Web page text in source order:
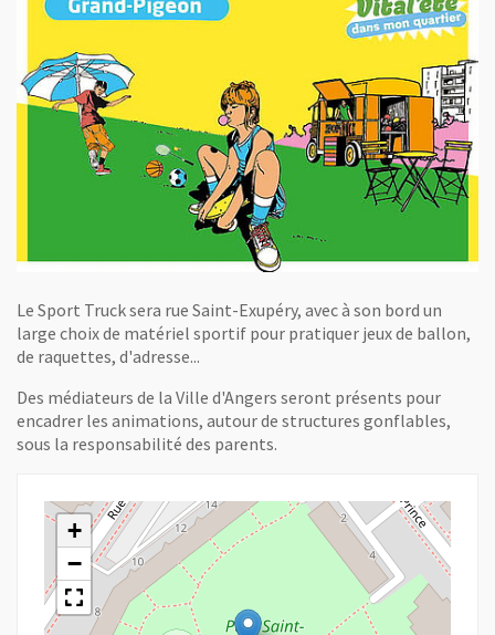
Le Sport Truck sera rue Saint-Exupéry, avec à son bord un
large choix de matériel sportif pour pratiquer jeux de ballon,
de raquettes, d'adresse...
Des médiateurs de la Ville d'Angers seront présents pour
encadrer les animations, autour de structures gonflables,
sous la responsabilité des parents.
+
−